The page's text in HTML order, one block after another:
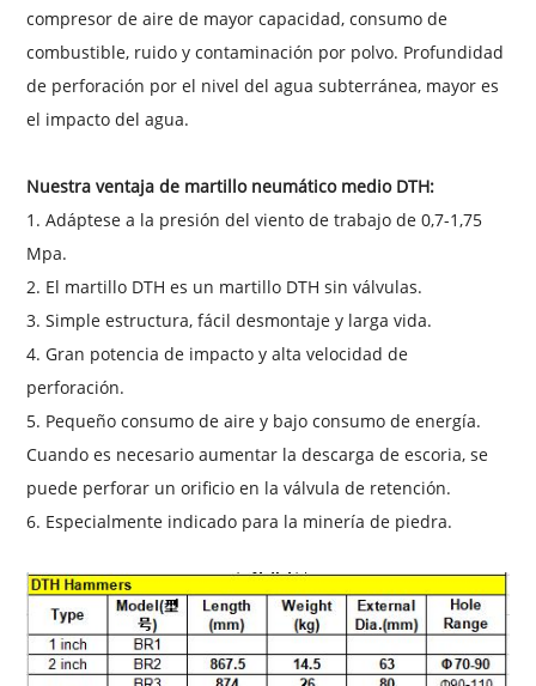
compresor de aire de mayor capacidad, consumo de
combustible, ruido y contaminación por polvo. Profundidad
de perforación por el nivel del agua subterránea, mayor es
el impacto del agua.
Nuestra ventaja de martillo neumático medio DTH:
1. Adáptese a la presión del viento de trabajo de 0,7-1,75
Mpa.
2. El martillo DTH es un martillo DTH sin válvulas.
3. Simpleestructura, fácil desmontaje y larga vida.
4. Gran potencia de impacto y alta velocidad de
perforación.
5. Pequeño consumo de aire y bajo consumo de energía.
Cuando es necesario aumentar la descarga de escoria, se
puede perforar un orificio en la válvula de retención.
6. Especialmente indicado para la minería de piedra.